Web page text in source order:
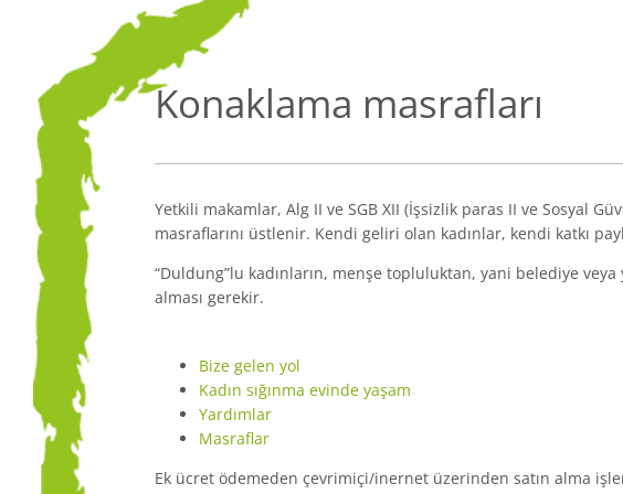
Konaklama masrafları
Yetkili makamlar, Alg II ve SGB XII (İşsizlik paras II ve Sosyal
masraflarını üstlenir. Kendi geliri olan kadınlar, kendi katkı
“Duldung”lu kadınların, menşe topluluktan, yani belediye
alması gerekir.
Bize gelen yol
Kadın sığınma evinde yaşam
Yardımlar
Masraflar
Ek ücret ödemeden çevrimiçi/inernet üzerinden satın alma